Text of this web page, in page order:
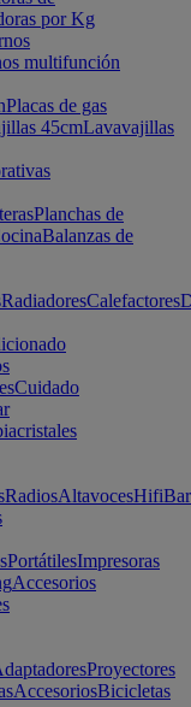
por Kg
multifunción
Placas de gas
45cmLavavajillas
Planchas de
Balanzas de
RadiadoresCalefactores
Cuidado
RadiosAltavocesHifi
PortátilesImpresoras
Accesorios
Proyectores
AccesoriosBicicletas